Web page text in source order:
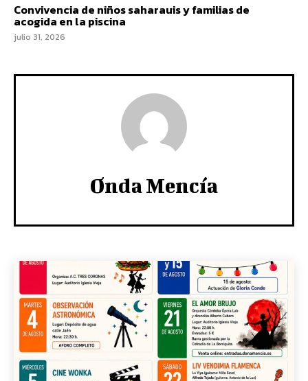
Convivencia de niños saharauis y familias de
acogida en la piscina
julio 31, 2026
Onda Mencía